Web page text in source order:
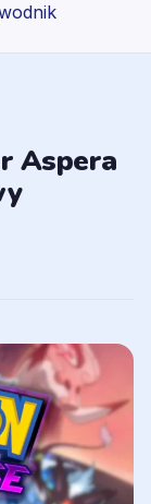
Aspera